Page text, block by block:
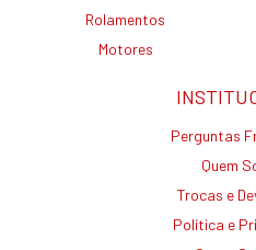
Rolamentos
Motores
Perguntas
Quem
Trocas e
Política e